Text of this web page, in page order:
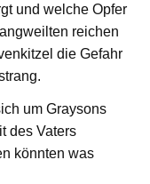
und welche Opfer
reichen
die Gefahr
um Graysons
des Vaters
könnten was